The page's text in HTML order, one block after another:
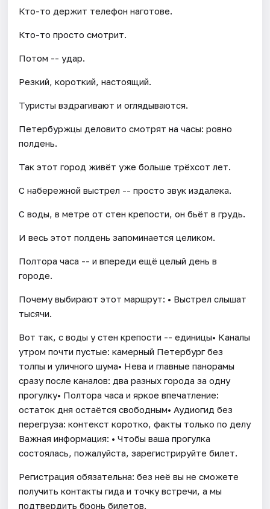
Кто-то держит телефон наготове.
Кто-то просто смотрит.
Потом -- удар.
Резкий, короткий, настоящий.
Туристы вздрагивают и оглядываются.
Петербуржцы деловито смотрят на часы: ровно
полдень.
Так этот город живёт уже больше трёхсот лет.
С набережной выстрел -- просто звук издалека.
С воды, в метре от стен крепости, он бьёт в грудь.
И весь этот полдень запоминается целиком.
Полтора часа -- и впереди ещё целый день в
городе.
Почему выбирают этот маршрут: • Выстрел слышат
тысячи.
Вот так, с воды у стен крепости -- единицы• Каналы
утром почти пустые: камерный Петербург без
толпы и уличного шума• Нева и главные панорамы
сразу после каналов: два разных города за одну
прогулку• Полтора часа и яркое впечатление:
остаток дня остаётся свободным• Аудиогид без
перегруза: контекст коротко, факты только по делу
Важная информация: • Чтобы ваша прогулка
состоялась, пожалуйста, зарегистрируйте билет.
Регистрация обязательна: без неё вы не сможете
получить контакты гида и точку встречи, а мы
подтвердить бронь билетов.